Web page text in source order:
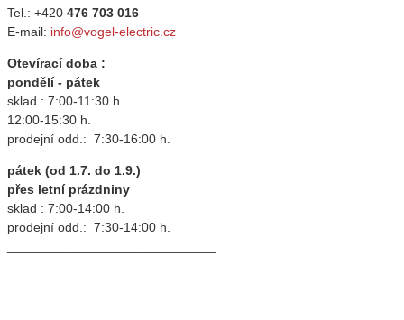
Tel.: +420 476 703 016
E-mail: info@vogel-electric.cz
Otevírací doba :
pondělí - pátek
sklad : 7:00-11:30 h.
12:00-15:30 h.
prodejní odd.: 7:30-16:00 h.
pátek (od 1.7. do 1.9.)
přes letní prázdniny
sklad : 7:00-14:00 h.
prodejní odd.: 7:30-14:00 h.